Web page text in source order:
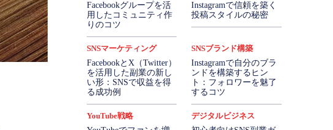
Facebookグループを活
用したコミュニティ作
りのコツ
Instagramで信頼を築く
投稿スタイルの秘密
SNSマーケティング
FacebookとX（Twitter）
を活用した副業の新し
い形：SNSで収益を得
る成功例
SNSブランド構築
Instagramで自分のブラ
ンドを構築するヒン
ト：フォロワーを魅了
するコツ
YouTube戦略
デジタルビジネス